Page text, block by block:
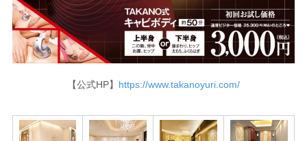
【公式HP】 https://www.takanoyuri.com/